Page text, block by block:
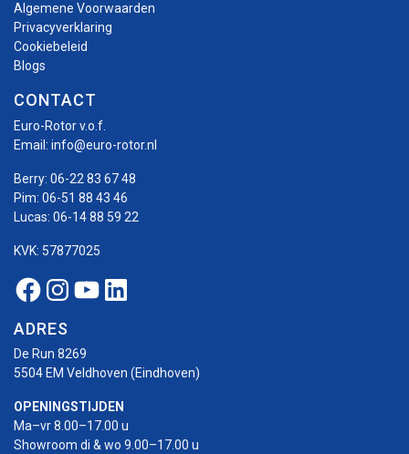
Algemene Voorwaarden
Privacyverklaring
Cookiebeleid
Blogs
CONTACT
Euro-Rotor v.o.f.
Email: info@euro-rotor.nl
Berry: 06-22 83 67 48
Pim: 06-51 88 43 46
Lucas: 06-14 88 59 22
KVK: 57877025
Facebook Euro-rotor
Instagram Euro-rotor
Youtube Euro-rotor
Linkedin Euro-rotor
ADRES
De Run 8269
5504 EM Veldhoven (Eindhoven)
OPENINGSTIJDEN
Ma–vr 8.00–17.00 u
Showroom di & wo 9.00–17.00 u